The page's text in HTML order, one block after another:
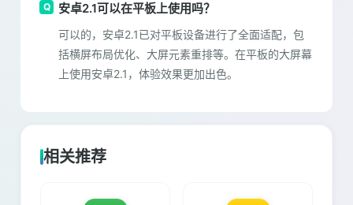
安卓2.1可以在平板上使用吗？
可以的，安卓2.1已对平板设备进行了全面适配，包
括横屏布局优化、大屏元素重排等。在平板的大屏幕
上使用安卓2.1，体验效果更加出色。
相关推荐